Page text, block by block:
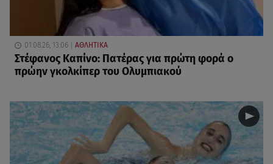
01.08.26, 13:06 ΑΘΛΗΤΙΚΑ
Στέφανος Καπίνο: Πατέρας για πρώτη φορά ο
πρώην γκολκίπερ του Ολυμπιακού